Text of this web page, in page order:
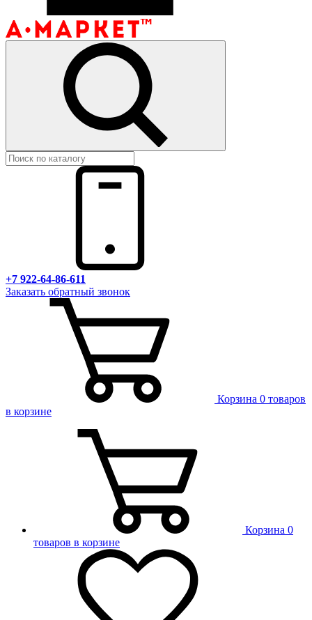
+7 922-64-86-611
Заказать обратный звонок
Корзина 0 товаров
в корзине
Корзина 0
товаров в корзине